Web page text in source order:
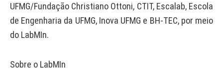
UFMG/Fundação Christiano Ottoni, CTIT, Escalab, Escola
de Engenharia da UFMG, Inova UFMG e BH-TEC, por meio
do LabMIn.
Sobre o LabMIn